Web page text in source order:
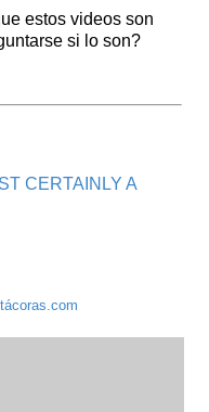
estos videos son
si lo son?
CERTAINLY A